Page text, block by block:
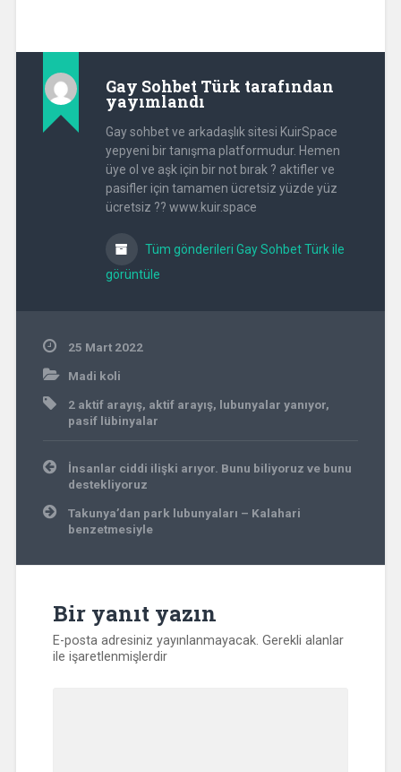
Gay Sohbet Türk tarafından
yayımlandı
Gay sohbet ve arkadaşlık sitesi KuirSpace
yepyeni bir tanışma platformudur. Hemen
üye ol ve aşk için bir not bırak ? aktifler ve
pasifler için tamamen ücretsiz yüzde yüz
ücretsiz ?? www.kuir.space
Tüm gönderileri Gay Sohbet Türk ile
görüntüle
25 Mart 2022
Madi koli
2 aktif arayış, aktif arayış, lubunyalar yanıyor,
pasif lübinyalar
Yazı
gezinmesi
İnsanlar ciddi ilişki arıyor. Bunu biliyoruz ve bunu
destekliyoruz
Takunya’dan park lubunyaları – Kalahari
benzetmesiyle
Bir yanıt yazın
E-posta adresiniz yayınlanmayacak. Gerekli alanlar
ile işaretlenmişlerdir